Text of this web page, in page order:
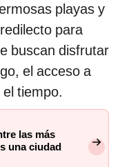
playas y
para
buscan disfrutar
el acceso a
tiempo.
las más
una ciudad